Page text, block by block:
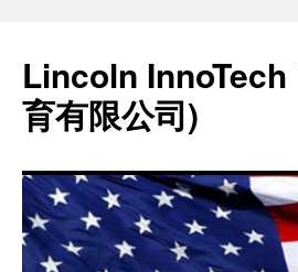
Lincoln
育有限公司)